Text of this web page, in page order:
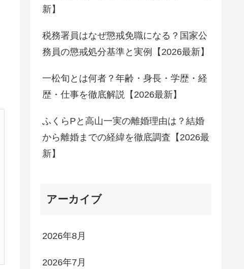
新】
税務署員はなぜ懲戒免職になる？国家公
務員の懲戒処分基準と実例【2026最新】
一松旬とは何者？年齢・身長・学歴・経
歴・仕事を徹底解説【2026最新】
ふくらPと高山一実の離婚理由は？結婚
から離婚までの経緯を徹底調査【2026最
新】
アーカイブ
2026年8月
2026年7月